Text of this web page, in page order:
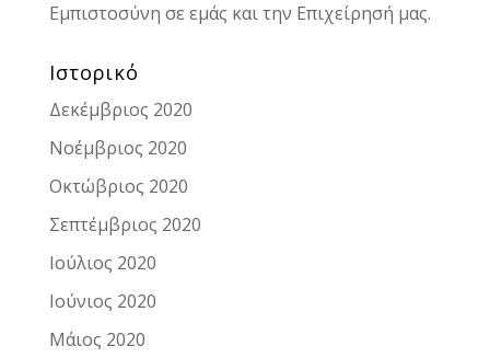
Εμπιστοσύνη σε εμάς και την Επιχείρησή μας.
Ιστορικό
Δεκέμβριος 2020
Νοέμβριος 2020
Οκτώβριος 2020
Σεπτέμβριος 2020
Ιούλιος 2020
Ιούνιος 2020
Μάιος 2020